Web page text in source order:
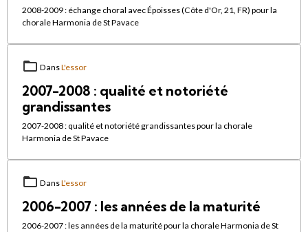
2008-2009 : échange choral avec Époisses (Côte d'Or, 21, FR) pour la
chorale Harmonia de St Pavace
DansL'essor
2007-2008 : qualité et notoriété
grandissantes
2007-2008 : qualité et notoriété grandissantes pour la chorale
Harmonia de St Pavace
DansL'essor
2006-2007 : les années de la maturité
2006-2007 : les années de la maturité pour la chorale Harmonia de St